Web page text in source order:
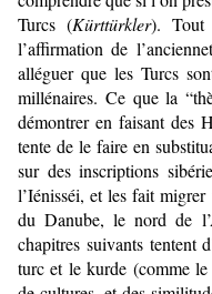
Turcs (Kürttürkler). Tout
l’affirmation de
alléguer que les Turcs
millénaires. Ce que la
démontrer en faisant des
tente de le faire en
sur des inscriptions
l’Iénisséi, et les fait
du Danube, le nord de
chapitres suivants tentent
turc et le kurde (comme